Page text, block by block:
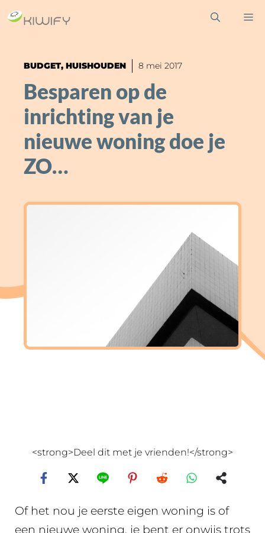
Ga
naar
inhoudBUDGET, HUISHOUDEN 8 mei 2017
Besparen op de
inrichting van je
nieuwe woning doe je
ZO…
<strong>Deel dit met je vrienden!</strong>
Of het nou je eerste eigen woning is of
een nieuwe woning, je bent er onwijs trots